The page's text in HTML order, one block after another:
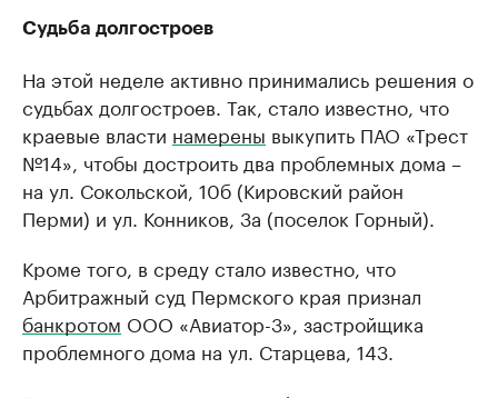
Судьба долгостроев
На этой неделе активно принимались решения о
судьбах долгостроев. Так, стало известно, что
краевые власти намерены выкупить ПАО «Трест
№14», чтобы достроить два проблемных дома –
на ул. Сокольской, 10б (Кировский район
Перми) и ул. Конников, 3а (поселок Горный).
Кроме того, в среду стало известно, что
Арбитражный суд Пермского края признал
банкротом ООО «Авиатор-3», застройщика
проблемного дома на ул. Старцева, 143.